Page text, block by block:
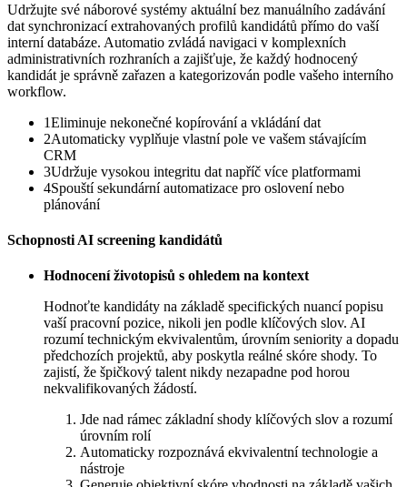
Udržujte své náborové systémy aktuální bez manuálního zadávání
dat synchronizací extrahovaných profilů kandidátů přímo do vaší
interní databáze. Automatio zvládá navigaci v komplexních
administrativních rozhraních a zajišťuje, že každý hodnocený
kandidát je správně zařazen a kategorizován podle vašeho interního
workflow.
1Eliminuje nekonečné kopírování a vkládání dat
2Automaticky vyplňuje vlastní pole ve vašem stávajícím
CRM
3Udržuje vysokou integritu dat napříč více platformami
4Spouští sekundární automatizace pro oslovení nebo
plánování
Schopnosti AI screening kandidátů
Hodnocení životopisů s ohledem na kontext
Hodnoťte kandidáty na základě specifických nuancí popisu
vaší pracovní pozice, nikoli jen podle klíčových slov. AI
rozumí technickým ekvivalentům, úrovním seniority a dopadu
předchozích projektů, aby poskytla reálné skóre shody. To
zajistí, že špičkový talent nikdy nezapadne pod horou
nekvalifikovaných žádostí.
Jde nad rámec základní shody klíčových slov a rozumí
úrovním rolí
Automaticky rozpoznává ekvivalentní technologie a
nástroje